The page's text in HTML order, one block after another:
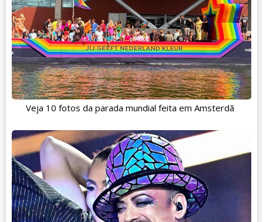
Veja 10 fotos da parada mundial feita em Amsterdã